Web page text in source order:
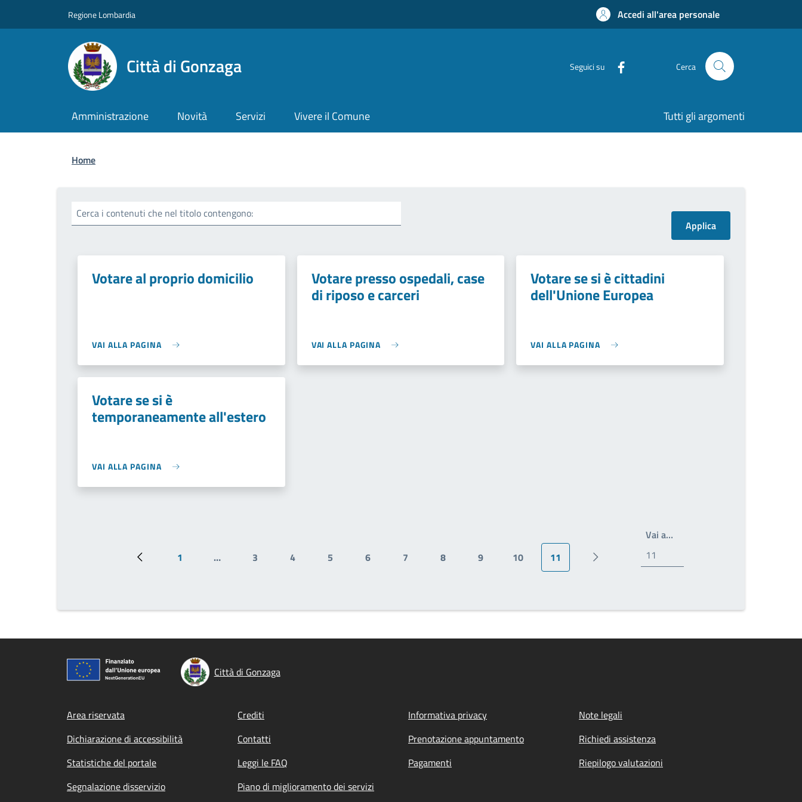
Regione Lombardia Accedi all'area personale
Città di Gonzaga Seguici su Cerca
Amministrazione Novità Servizi Vivere il Comune Tutti gli argomenti
Briciole di pane
Home
Cerca i contenuti che nel titolo contengono:
Votare al proprio domicilio
VAI ALLA PAGINA
Votare presso ospedali, case
di riposo e carceri
VAI ALLA PAGINA
Votare se si è cittadini
dell'Unione Europea
VAI ALLA PAGINA
Votare se si è
temporaneamente all'estero
VAI ALLA PAGINA
Pagina precedente
Prima pagina
1 …
Pagina
3
Pagina
4
Pagina
5
Pagina
6
Pagina
7
Pagina
8
Pagina
9
Pagina
10
Pagina attuale
11
Prossima pagina
Vai a…
Città di Gonzaga
Footer menu
Area riservata Crediti Informativa privacy
Note legali
Dichiarazione di accessibilità
Contatti Prenotazione appuntamento
Richiedi assistenza
Statistiche del portale
Leggi le FAQ Pagamenti
Riepilogo valutazioni
Segnalazione disservizio
Piano di miglioramento dei servizi